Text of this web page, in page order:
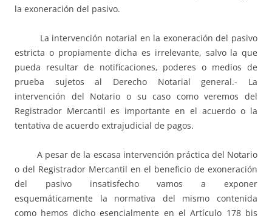
la exoneración del pasivo.
La intervención notarial en la exoneración del pasivo
estricta o propiamente dicha es irrelevante, salvo la que
pueda resultar de notificaciones, poderes o medios de
prueba sujetos al Derecho Notarial general.- La
intervención del Notario o su caso como veremos del
Registrador Mercantil es importante en el acuerdo o la
tentativa de acuerdo extrajudicial de pagos.
A pesar de la escasa intervención práctica del Notario
o del Registrador Mercantil en el beneficio de exoneración
del pasivo insatisfecho vamos a exponer
esquemáticamente la normativa del mismo contenida
como hemos dicho esencialmente en el Artículo 178 bis